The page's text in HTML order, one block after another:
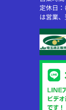
定休日
は営業、